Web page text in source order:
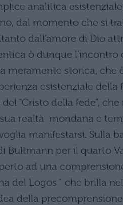
analitica
dal momento che si
dall’amore di Dio
ò dunque
meramente storica,
esistenziale
“Cristo della fede”,
realtà mondana e
manifestarsi. Sulla
Bultmann per il quarto
ad una
del Logos ” che brilla
della